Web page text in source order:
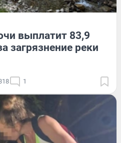
выплатит 83,9
загрязнение реки
1